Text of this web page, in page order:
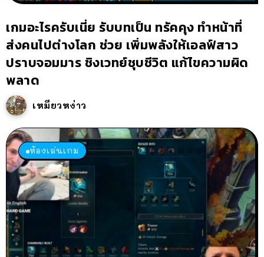
เกมอะไรครับเนี่ย รับบทเป็น ทรัคคุง ทำหน้าที่
ส่งคนไปต่างโลก ช่วย เพิ่มพลังให้เอลฟ์สาว
ปราบจอมมาร ชิงเวทย์ชุบชีวิต แก้ไขความผิด
พลาด
เหมียวหง่าว
ห้องเล่นเกม